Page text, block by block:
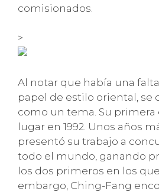
comisionados.
>
Al notar que había una
papel de estilo oriental, se
como un tema. Su
lugar en 1992. Unos años
presentó su trabajo a
todo el mundo, ganando
los dos primeros en los
embargo, Ching-Fang